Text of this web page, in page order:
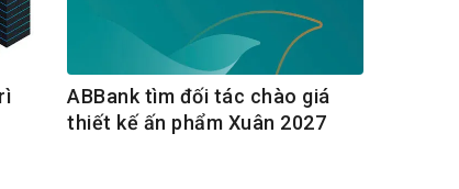
ABBank tìm đối tác chào giá
thiết kế ấn phẩm Xuân 2027